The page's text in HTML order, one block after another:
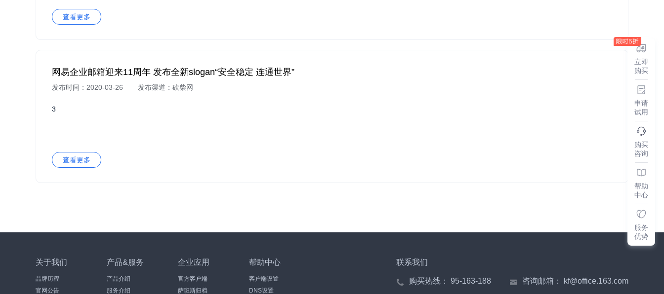
月25日，网易企业邮箱发布全新品牌slogan：安全稳定 连通世界。这一天，也是网易企业邮箱成立11周年的日子。
80万家接入企业，4900万终端用户，是网易企业邮箱深耕11年收获的果实。3月25日，网易企业邮箱发布全新品牌
查看更多
网易企业邮箱迎来11周年 发布全新slogan“安全稳定 连通世界”
发布时间：2020-03-26 发布渠道：砍柴网
3
查看更多
立即
购买
申请
试用
购买
咨询
帮助
中心
服务
优势
关于我们
品牌历程
官网公告
产品&服务
产品介绍
服务介绍
企业应用
官方客户端
萨班斯归档
帮助中心
客户端设置
DNS设置
联系我们
购买热线： 95-163-188 咨询邮箱： kf@office.163.com